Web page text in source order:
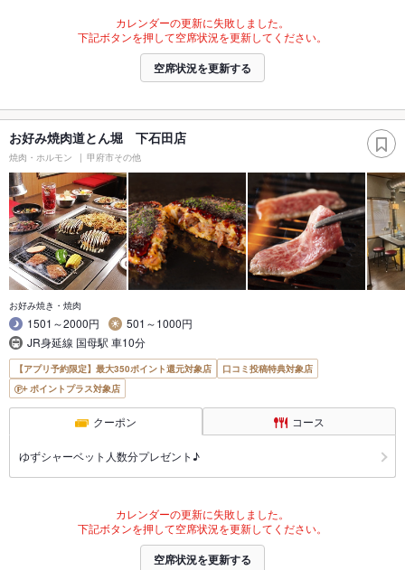
カレンダーの更新に失敗しました。
下記ボタンを押して空席状況を更新してください。
空席状況を更新する
お好み焼肉道とん堀 下石田店
焼肉・ホルモン 甲府市その他
お好み焼き・焼肉
1501～2000円
501～1000円
JR身延線 国母駅 車10分
【アプリ予約限定】最大350ポイント還元対象店
口コミ投稿特典対象店
ポイントプラス対象店
クーポン コース
ゆずシャーベット人数分プレゼント♪
カレンダーの更新に失敗しました。
下記ボタンを押して空席状況を更新してください。
空席状況を更新する